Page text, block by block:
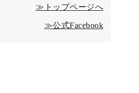
≫トップページへ
≫公式Facebook